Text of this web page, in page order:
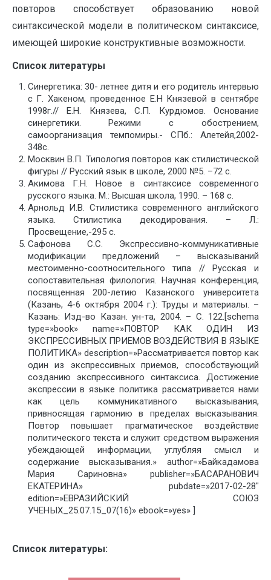
повторов способствует образованию новой
синтаксической модели в политическом синтаксисе,
имеющей широкие конструктивные возможности.
Список литературы
Синергетика: 30- летнее дитя и его родитель интервью
с Г. Хакеном, проведенное Е.Н Князевой в сентябре
1998г.// Е.Н. Князева, С.П. Курдюмов. Основание
синергетики. Режими с обострением,
самоорганизация темпомиры.- СПб.: Алетейя,2002-
348с.
Москвин В.П. Типология повторов как стилистической
фигуры // Русский язык в школе, 2000 №5. –72 с.
Акимова Г.Н. Новое в синтаксисе современного
русского языка. М.: Высшая школа, 1990. – 168 с.
Арнольд И.В. Стилистика современного английского
языка. Стилистика декодирования. – Л.:
Просвещение,-295 с.
Сафонова С.С. Экспрессивно-коммуникативные
модификации предложений – высказываний
местоименно-соотносительного типа // Русская и
сопоставительная филология. Научная конференция,
посвященная 200-летию Казанского университета
(Казань, 4-6 октября 2004 г.): Труды и материалы. –
Казань: Изд-во Казан. ун-та, 2004. – С. 122.[schema
type=»book» name=»ПОВТОР КАК ОДИН ИЗ
ЭКСПРЕССИВНЫХ ПРИЕМОВ ВОЗДЕЙСТВИЯ В ЯЗЫКЕ
ПОЛИТИКА» description=»Рассматривается повтор как
один из экспрессивных приемов, способствующий
созданию экспрессивного синтаксиса. Достижение
экспрессии в языке политика рассматривается нами
как цель коммуникативного высказывания,
привносящая гармонию в пределах высказывания.
Повтор повышает прагматическое воздействие
политического текста и служит средством выражения
убеждающей информации, углубляя смысл и
содержание высказывания.» author=»Байкадамова
Мария Сариновна» publisher=»БАСАРАНОВИЧ
ЕКАТЕРИНА» pubdate=»2017-02-28″
edition=»ЕВРАЗИЙСКИЙ СОЮЗ
УЧЕНЫХ_25.07.15_07(16)» ebook=»yes» ]
Список литературы: